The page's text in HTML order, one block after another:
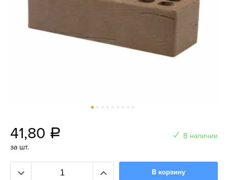
41,80 a
за шт.
В наличии
В корзину